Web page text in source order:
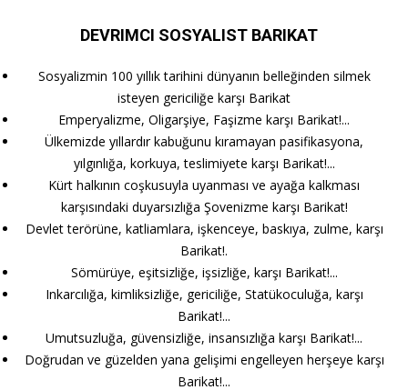
DEVRIMCI SOSYALIST BARIKAT
Sosyalizmin 100 yıllık tarihini dünyanın belleğinden silmek
isteyen gericiliğe karşı Barikat
Emperyalizme, Oligarşiye, Faşizme karşı Barikat!...
Ülkemizde yıllardır kabuğunu kıramayan pasifikasyona,
yılgınlığa, korkuya, teslimiyete karşı Barikat!...
Kürt halkının coşkusuyla uyanması ve ayağa kalkması
karşısındaki duyarsızlığa Şovenizme karşı Barikat!
Devlet terörüne, katliamlara, işkenceye, baskıya, zulme, karşı
Barikat!.
Sömürüye, eşitsizliğe, işsizliğe, karşı Barikat!...
Inkarcılığa, kimliksizliğe, gericiliğe, Statükoculuğa, karşı
Barikat!...
Umutsuzluğa, güvensizliğe, insansızlığa karşı Barikat!...
Doğrudan ve güzelden yana gelişimi engelleyen herşeye karşı
Barikat!...